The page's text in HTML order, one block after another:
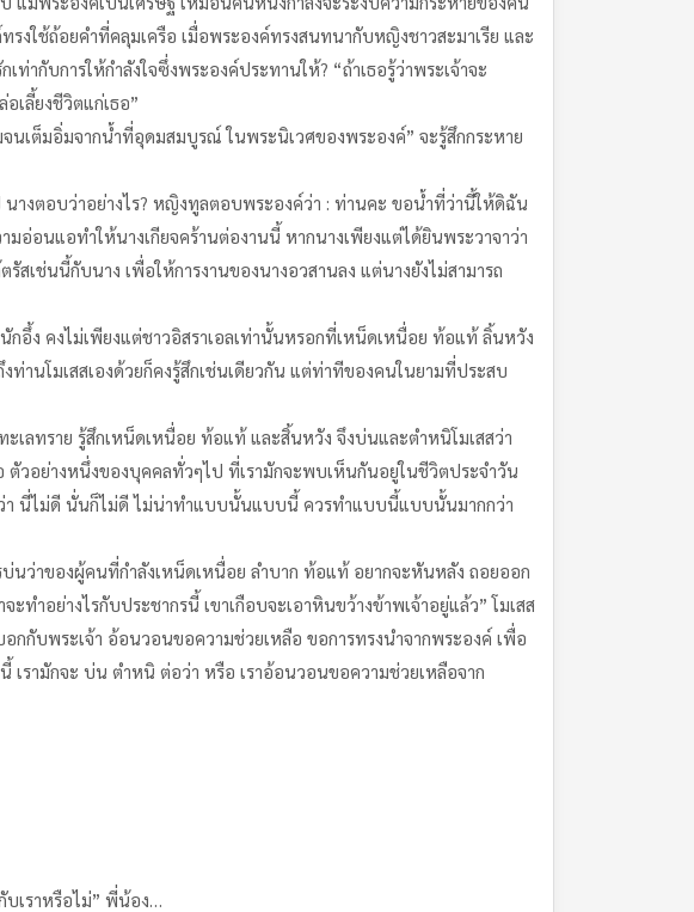
งใช้ถ้อยคำที่คลุมเครือ เมื่อพระองค์ทรงสนทนากับหญิงชาวสะมาเรีย และ
ากับการให้กำลังใจซึ่งพระองค์ประทานให้? “ถ้าเธอรู้ว่าพระเจ้าจะ
เลี้ยงชีวิตแก่เธอ”
นเต็มอิ่มจากน้ำที่อุดมสมบูรณ์ ในพระนิเวศของพระองค์” จะรู้สึกกระหาย
างตอบว่าอย่างไร? หญิงทูลตอบพระองค์ว่า : ท่านคะ ขอน้ำที่ว่านี้ให้ดิฉัน
อ่อนแอทำให้นางเกียจคร้านต่องานนี้ หากนางเพียงแต่ได้ยินพระวาจาว่า
สเช่นนี้กับนาง เพื่อให้การงานของนางอวสานลง แต่นางยังไม่สามารถ
อึ้ง คงไม่เพียงแต่ชาวอิสราเอลเท่านั้นหรอกที่เหน็ดเหนื่อย ท้อแท้ ลิ้นหวัง
านโมเสสเองด้วยก็คงรู้สึกเช่นเดียวกัน แต่ท่าทีของคนในยามที่ประสบ
ลทราย รู้สึกเหน็ดเหนื่อย ท้อแท้ และสิ้นหวัง จึงบ่นและตำหนิโมเสสว่า
ตัวอย่างหนึ่งของบุคคลทั่วๆไป ที่เรามักจะพบเห็นกันอยู่ในชีวิตประจำวัน
ว่า นี่ไม่ดี นั่นก็ไม่ดี ไม่น่าทำแบบนั้นแบบนี้ ควรทำแบบนี้แบบนั้นมากกว่า
นว่าของผู้คนที่กำลังเหน็ดเหนื่อย ลำบาก ท้อแท้ อยากจะหันหลัง ถอยออก
ทำอย่างไรกับประชากรนี้ เขาเกือบจะเอาหินขว้างข้าพเจ้าอยู่แล้ว” โมเสส
กับพระเจ้า อ้อนวอนขอความช่วยเหลือ ขอการทรงนำจากพระองค์ เพื่อ
เรามักจะ บ่น ตำหนิ ต่อว่า หรือ เราอ้อนวอนขอความช่วยเหลือจาก
บเราหรือไม่” พี่น้อง…